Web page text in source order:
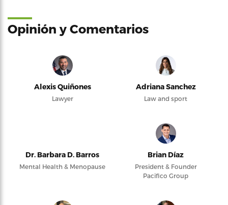
Opinión y Comentarios
Alexis Quiñones
Lawyer
Adriana Sanchez
Law and sport
Dr. Barbara D. Barros
Mental Health & Menopause
Brian Díaz
President & Founder
Pacifico Group